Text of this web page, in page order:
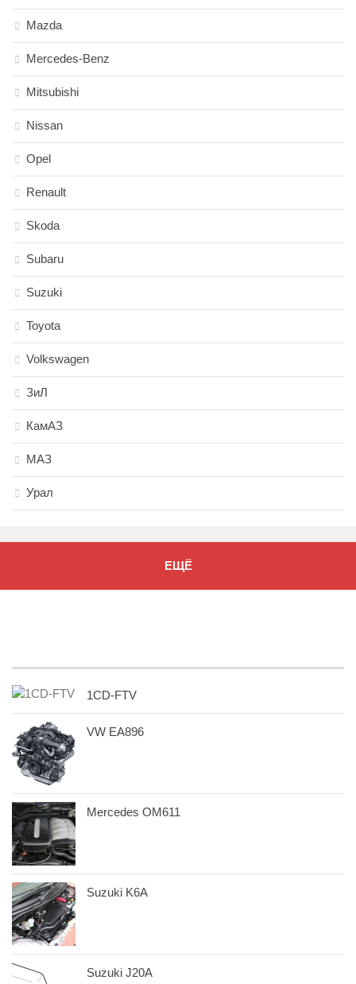
Mazda
Mercedes-Benz
Mitsubishi
Nissan
Opel
Renault
Skoda
Subaru
Suzuki
Toyota
Volkswagen
ЗиЛ
КамАЗ
МАЗ
Урал
ЕЩЁ
1CD-FTV
VW EA896
Mercedes OM611
Suzuki K6A
Suzuki J20A